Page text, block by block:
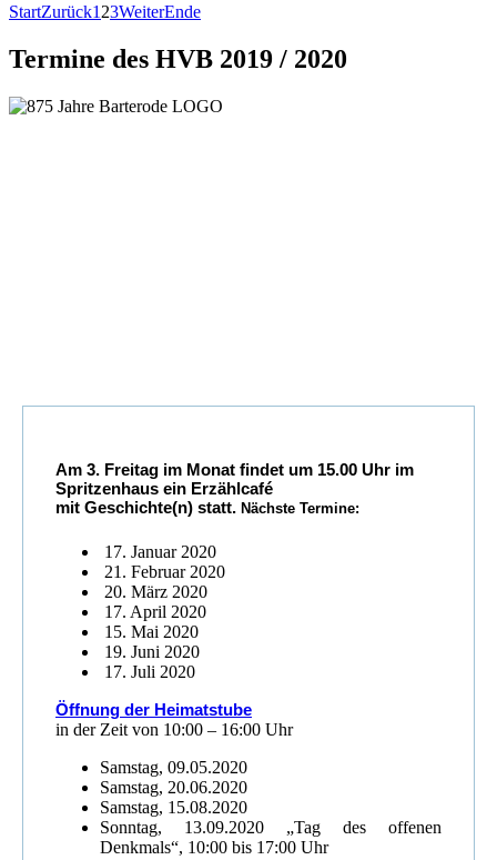
StartZurück1 23WeiterEnde
Termine des HVB 2019 / 2020
Am 3. Freitag im Monat findet um 15.00 Uhr im
Spritzenhaus ein Erzählcafé
mit Geschichte(n) statt. Nächste Termine:
17. Januar 2020
21. Februar 2020
20. März 2020
17. April 2020
15. Mai 2020
19. Juni 2020
17. Juli 2020
Öffnung der Heimatstube
in der Zeit von 10:00 – 16:00 Uhr
Samstag, 09.05.2020
Samstag, 20.06.2020
Samstag, 15.08.2020
Sonntag, 13.09.2020 „Tag des offenen
Denkmals“, 10:00 bis 17:00 Uhr